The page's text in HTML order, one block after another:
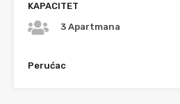
KAPACITET
3 Apartmana
Perućac